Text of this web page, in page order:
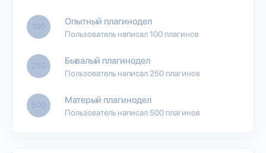
100 Опытный плагинодел
Пользователь написал 100 плагинов
250 Бывалый плагинодел
Пользователь написал 250 плагинов
500 Матерый плагинодел
Пользователь написал 500 плагинов